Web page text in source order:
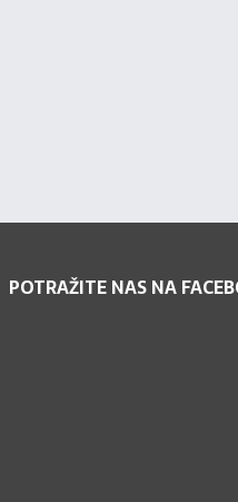
POTRAŽITE NAS NA